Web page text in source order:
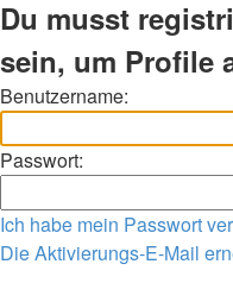
Du musst
sein, um Profile
Benutzername:
Passwort:
Ich habe mein Passwort
Die Aktivierungs-E-Mail